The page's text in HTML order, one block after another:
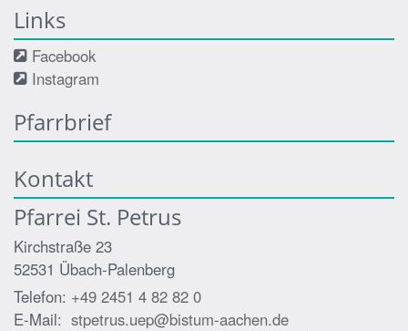
Links
Facebook
Instagram
Pfarrbrief
Kontakt
Pfarrei St. Petrus
Kirchstraße 23
52531 Übach-Palenberg
Telefon: +49 2451 4 82 82 0
E-Mail: stpetrus.uep@bistum-aachen.de